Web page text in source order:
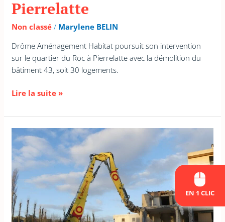
EN 1 CLIC
Pierrelatte
Non classé / Marylene BELIN
Drôme Aménagement Habitat poursuit son intervention
sur le quartier du Roc à Pierrelatte avec la démolition du
bâtiment 43, soit 30 logements.
Lire la suite »
Démolition
d’un
EHPAD
à
Romans-
sur-
Isère